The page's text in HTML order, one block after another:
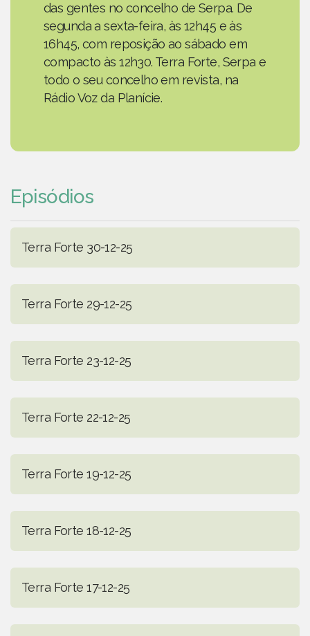
das gentes no concelho de Serpa. De
segunda a sexta-feira, às 12h45 e às
16h45, com reposição ao sábado em
compacto às 12h30. Terra Forte, Serpa e
todo o seu concelho em revista, na
Rádio Voz da Planície.
Episódios
Terra Forte 30-12-25
Terra Forte 29-12-25
Terra Forte 23-12-25
Terra Forte 22-12-25
Terra Forte 19-12-25
Terra Forte 18-12-25
Terra Forte 17-12-25